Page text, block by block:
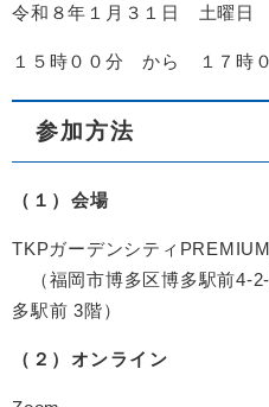
令和８年１月３１日 土曜日
１５時００分 から １７時
参加方法
（１）会場
TKPガーデンシティ
（福岡市博多区博多駅前4-
多駅前 3階）
（２）オンライン